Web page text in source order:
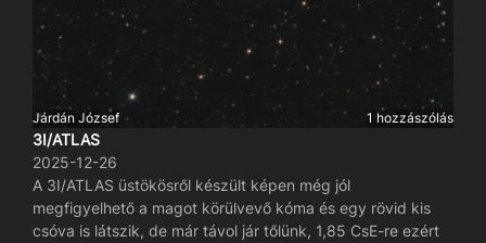
Járdán József 1 hozzászólás
3I/ATLAS
2025-12-26
A 3I/ATLAS üstökösről készült képen még jól
megfigyelhető a magot körülvevő kóma és egy rövid kis
csóva is látszik, de már távol jár tőlünk, 1,85 CsE-re ezért